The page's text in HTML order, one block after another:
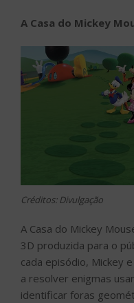
A Casa do Mickey
Créditos: Divulgação
A Casa do Mickey
3D produzida para o
cada episódio, Mickey
a resolver enigmas
identificar foras